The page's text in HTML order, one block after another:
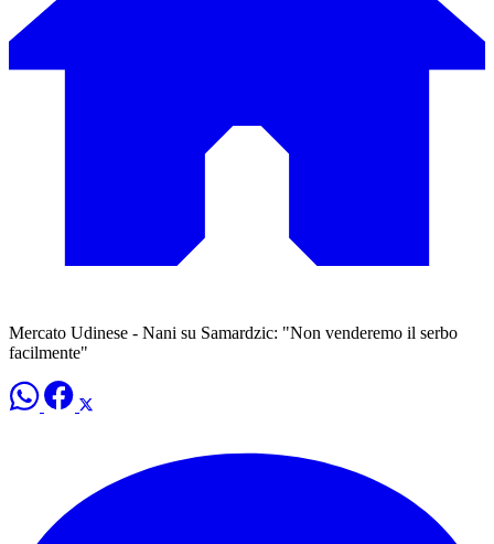
Mercato Udinese - Nani su Samardzic: "Non venderemo il serbo
facilmente"